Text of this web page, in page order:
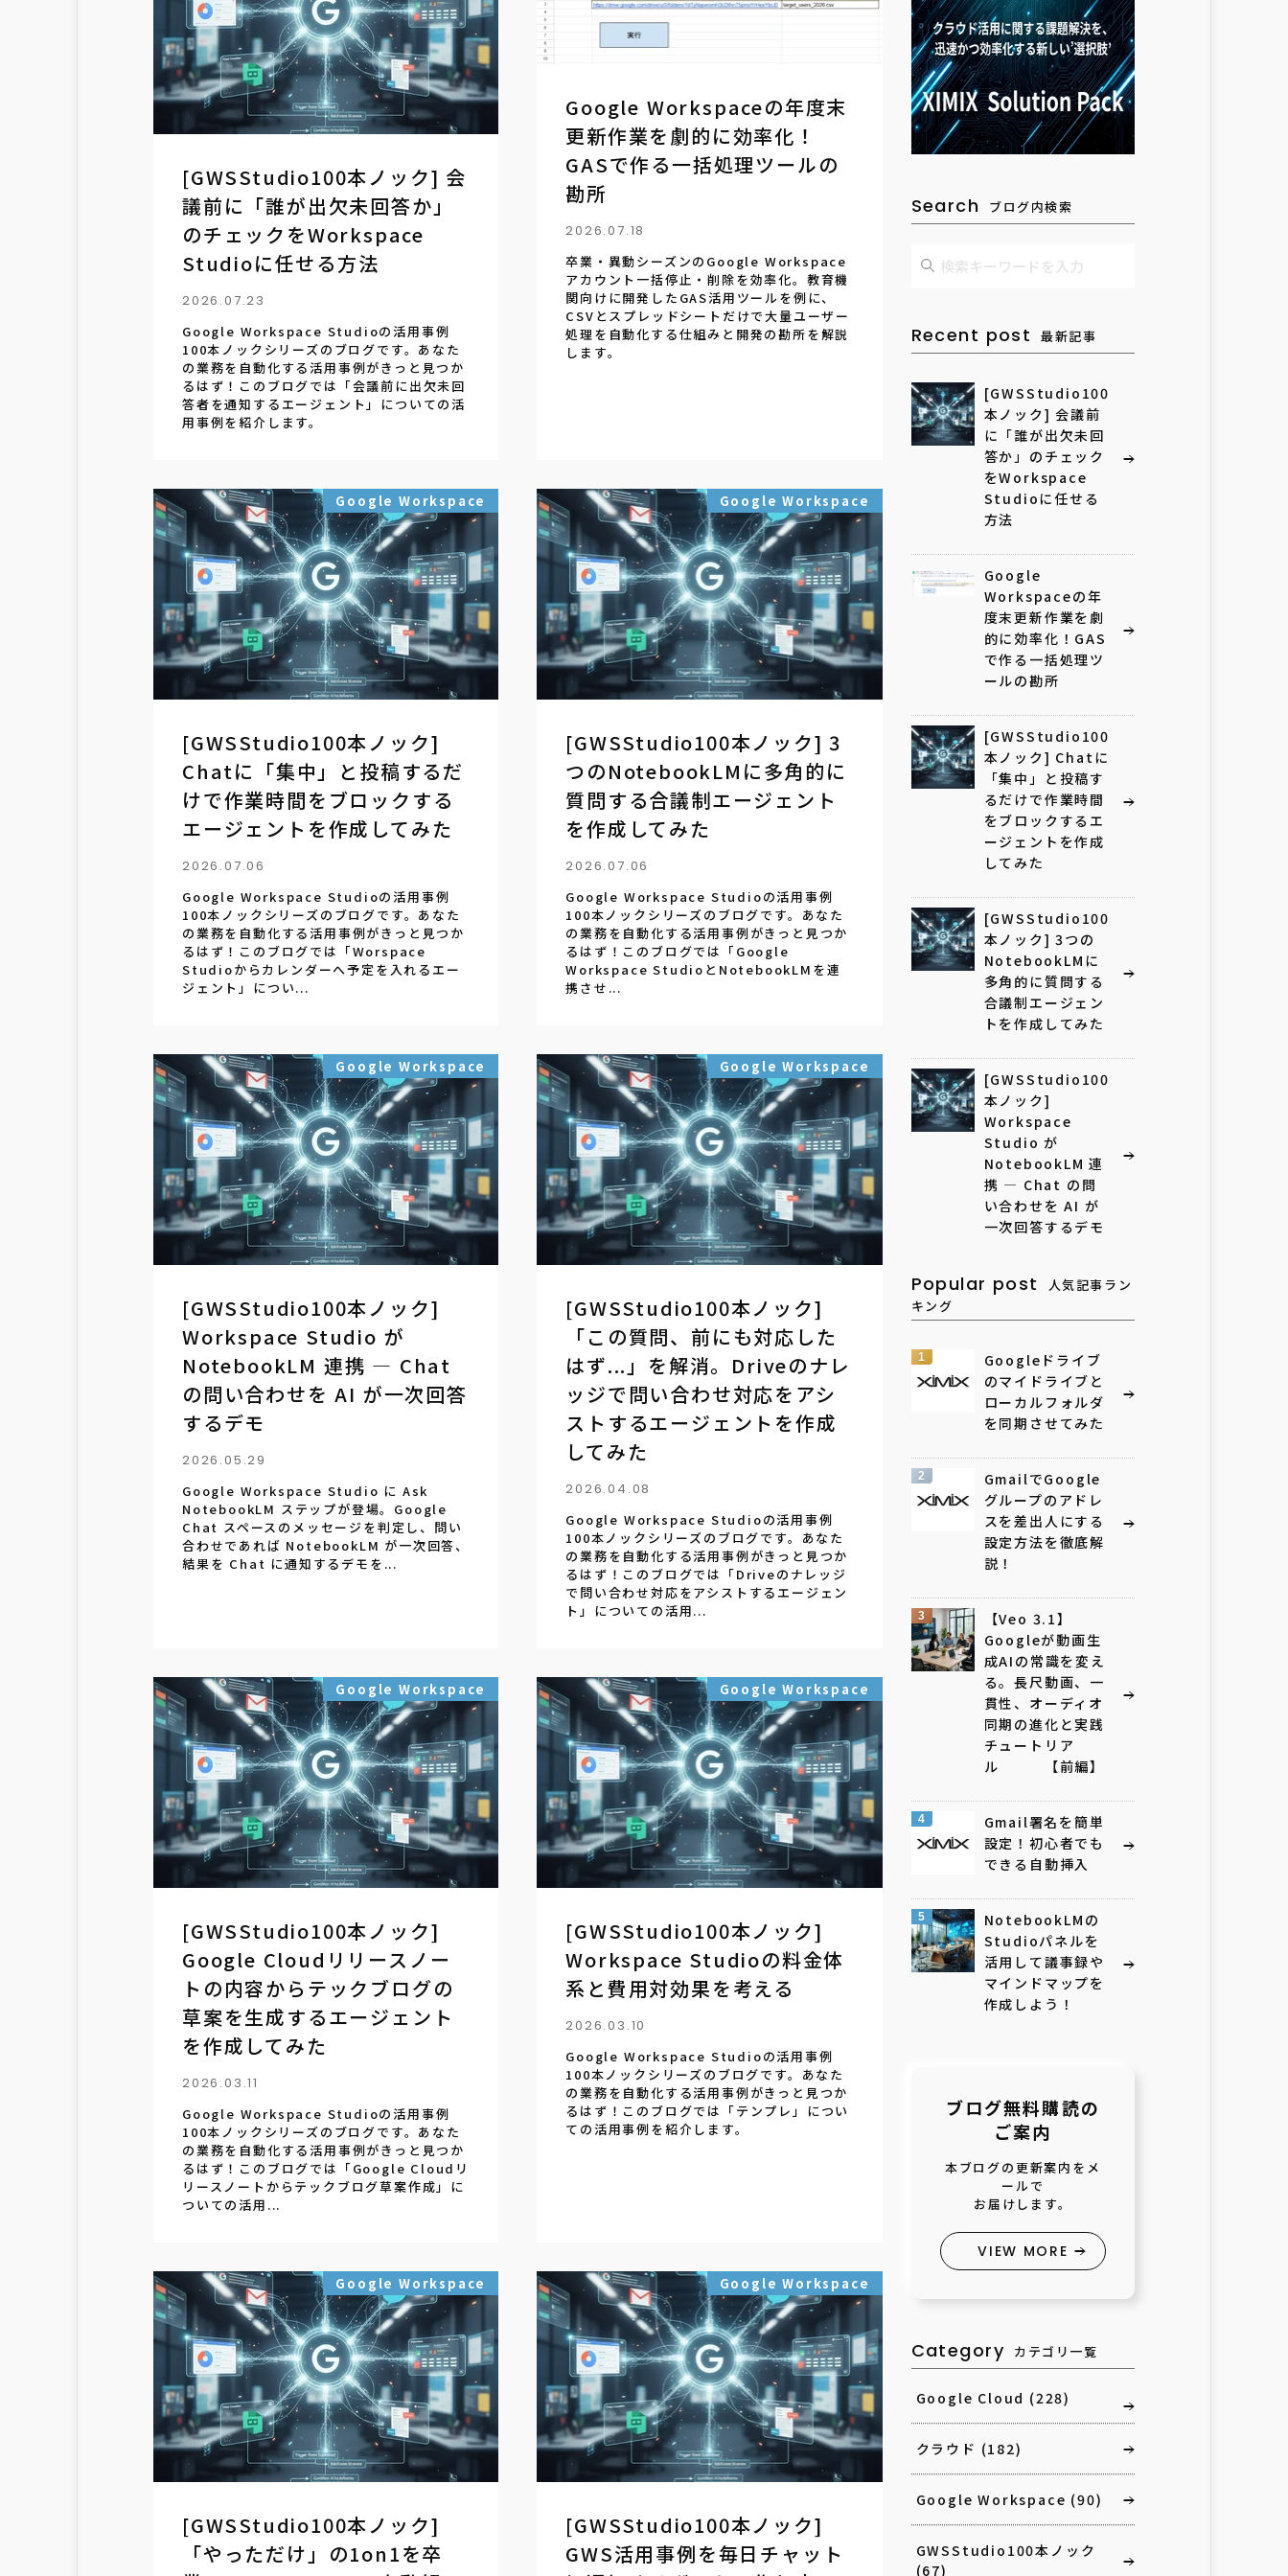
[GWSStudio100本ノック] 会
議前に「誰が出欠未回答か」
のチェックをWorkspace
Studioに任せる方法
2026.07.23
Google Workspace Studioの活用事例
100本ノックシリーズのブログです。あなた
の業務を自動化する活用事例がきっと見つか
るはず！このブログでは「会議前に出欠未回
答者を通知するエージェント」についての活
用事例を紹介します。
Google Workspaceの年度末
更新作業を劇的に効率化！
GASで作る一括処理ツールの
勘所
2026.07.18
卒業・異動シーズンのGoogle Workspace
アカウント一括停止・削除を効率化。教育機
関向けに開発したGAS活用ツールを例に、
CSVとスプレッドシートだけで大量ユーザー
処理を自動化する仕組みと開発の勘所を解説
します。
Google Workspace
[GWSStudio100本ノック]
Chatに「集中」と投稿するだ
けで作業時間をブロックする
エージェントを作成してみた
2026.07.06
Google Workspace Studioの活用事例
100本ノックシリーズのブログです。あなた
の業務を自動化する活用事例がきっと見つか
るはず！このブログでは「Worspace
Studioからカレンダーへ予定を入れるエー
ジェント」につい...
Google Workspace
[GWSStudio100本ノック] 3
つのNotebookLMに多角的に
質問する合議制エージェント
を作成してみた
2026.07.06
Google Workspace Studioの活用事例
100本ノックシリーズのブログです。あなた
の業務を自動化する活用事例がきっと見つか
るはず！このブログでは「Google
Workspace StudioとNotebookLMを連
携させ...
Google Workspace
[GWSStudio100本ノック]
Workspace Studio が
NotebookLM 連携 ― Chat
の問い合わせを AI が一次回答
するデモ
2026.05.29
Google Workspace Studio に Ask
NotebookLM ステップが登場。Google
Chat スペースのメッセージを判定し、問い
合わせであれば NotebookLM が一次回答、
結果を Chat に通知するデモを...
Google Workspace
[GWSStudio100本ノック]
「この質問、前にも対応した
はず...」を解消。Driveのナレ
ッジで問い合わせ対応をアシ
ストするエージェントを作成
してみた
2026.04.08
Google Workspace Studioの活用事例
100本ノックシリーズのブログです。あなた
の業務を自動化する活用事例がきっと見つか
るはず！このブログでは「Driveのナレッジ
で問い合わせ対応をアシストするエージェン
ト」についての活用...
Google Workspace
[GWSStudio100本ノック]
Google Cloudリリースノー
トの内容からテックブログの
草案を生成するエージェント
を作成してみた
2026.03.11
Google Workspace Studioの活用事例
100本ノックシリーズのブログです。あなた
の業務を自動化する活用事例がきっと見つか
るはず！このブログでは「Google Cloudリ
リースノートからテックブログ草案作成」に
ついての活用...
Google Workspace
[GWSStudio100本ノック]
Workspace Studioの料金体
系と費用対効果を考える
2026.03.10
Google Workspace Studioの活用事例
100本ノックシリーズのブログです。あなた
の業務を自動化する活用事例がきっと見つか
るはず！このブログでは「テンプレ」につい
ての活用事例を紹介します。
Google Workspace
[GWSStudio100本ノック]
「やっただけ」の1on1を卒
Google Workspace
[GWSStudio100本ノック]
GWS活用事例を毎日チャット
Search ブログ内検索
Recent post 最新記事
[GWSStudio100
本ノック] 会議前
に「誰が出欠未回
答か」のチェック
をWorkspace
Studioに任せる
方法
Google
Workspaceの年
度末更新作業を劇
的に効率化！GAS
で作る一括処理ツ
ールの勘所
[GWSStudio100
本ノック] Chatに
「集中」と投稿す
るだけで作業時間
をブロックするエ
ージェントを作成
してみた
[GWSStudio100
本ノック] 3つの
NotebookLMに
多角的に質問する
合議制エージェン
トを作成してみた
[GWSStudio100
本ノック]
Workspace
Studio が
NotebookLM 連
携 ― Chat の問
い合わせを AI が
一次回答するデモ
Popular post
人気記事ラン
キング
1
Googleドライブ
のマイドライブと
ローカルフォルダ
を同期させてみた
2
GmailでGoogle
グループのアドレ
スを差出人にする
設定方法を徹底解
説！
3
【Veo 3.1】
Googleが動画生
成AIの常識を変え
る。長尺動画、一
貫性、オーディオ
同期の進化と実践
チュートリア
ル 【前編】
4
Gmail署名を簡単
設定！初心者でも
できる自動挿入
5
NotebookLMの
Studioパネルを
活用して議事録や
マインドマップを
作成しよう！
ブログ無料購読の
ご案内
本ブログの更新案内をメ
ールで
お届けします。
VIEW MORE
Category カテゴリ一覧
Google Cloud (228)
クラウド (182)
Google Workspace (90)
GWSStudio100本ノック
(67)